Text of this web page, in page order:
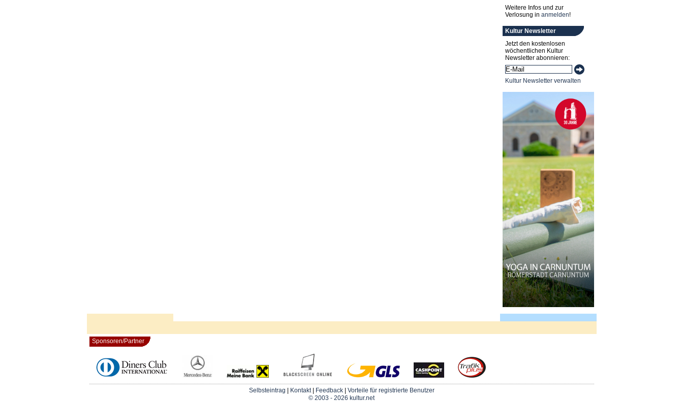
Weitere Infos und zur
Verlosung in anmelden!
Kultur Newsletter
Jetzt den kostenlosen
wöchentlichen Kultur
Newsletter abonnieren:
Kultur Newsletter verwalten
Sponsoren/Partner
Selbsteintrag Kontakt| Feedback| Vorteile für registrierte Benutzer
© 2003 - 2026 kultur.net